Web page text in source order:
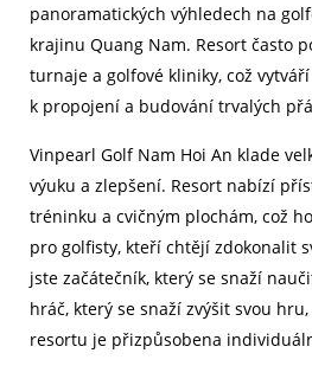
panoramatických výhledech na
krajinu Quang Nam. Resort často
turnaje a golfové kliniky, což
k propojení a budování trvalých
Vinpearl Golf Nam Hoi An klade
výuku a zlepšení. Resort nabízí
tréninku a cvičným plochám, což
pro golfisty, kteří chtějí zdokonalit
jste začátečník, který se snaží
hráč, který se snaží zvýšit svou
resortu je přizpůsobena